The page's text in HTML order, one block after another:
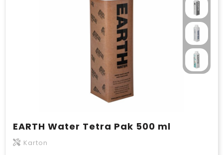
EARTH Water Tetra Pak 500 ml
Karton